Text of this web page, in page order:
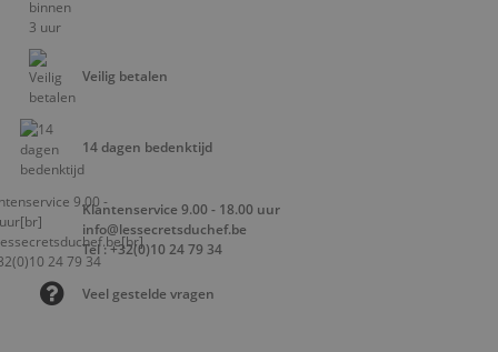
Veilig betalen
14 dagen bedenktijd
Klantenservice 9.00 - 18.00 uur
info@lessecretsduchef.be
Tel : +32(0)10 24 79 34
Veel gestelde vragen